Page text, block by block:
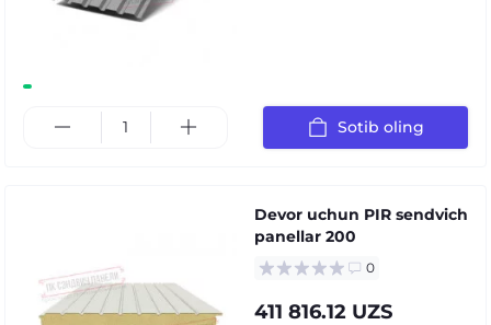
Sotib oling
Devor uchun PIR sendvich
panellar 200
0
411 816.12 UZS